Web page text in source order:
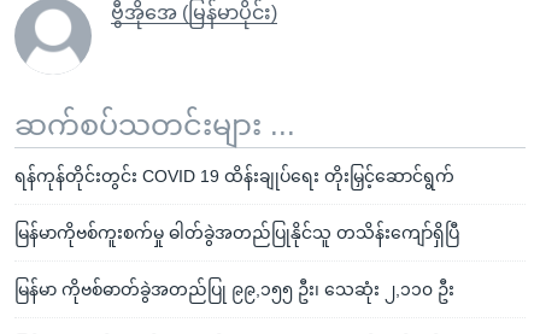
ဗွီအိုအေ (မြန်မာပိုင်း)
ဆက်စပ်သတင်းများ ...
ရန်ကုန်တိုင်းတွင်း COVID 19 ထိန်းချုပ်ရေး တိုးမြှင့်ဆောင်ရွက်
မြန်မာကိုဗစ်ကူးစက်မှု ဓါတ်ခွဲအတည်ပြုနိုင်သူ တသိန်းကျော်ရှိပြီ
မြန်မာ ကိုဗစ်ဓာတ်ခွဲအတည်ပြု ၉၉,၁၅၅ ဦး၊ သေဆုံး ၂,၁၁၀ ဦး